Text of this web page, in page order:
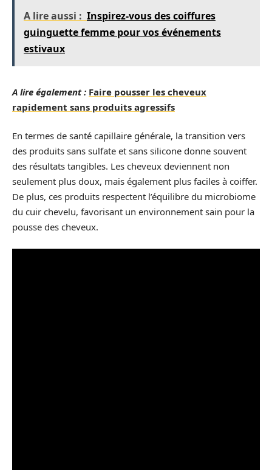
A lire aussi : Inspirez-vous des coiffures
guinguette femme pour vos événements
estivaux
A lire également : Faire pousser les cheveux
rapidement sans produits agressifs
En termes de santé capillaire générale, la transition vers
des produits sans sulfate et sans silicone donne souvent
des résultats tangibles. Les cheveux deviennent non
seulement plus doux, mais également plus faciles à coiffer.
De plus, ces produits respectent l’équilibre du microbiome
du cuir chevelu, favorisant un environnement sain pour la
pousse des cheveux.